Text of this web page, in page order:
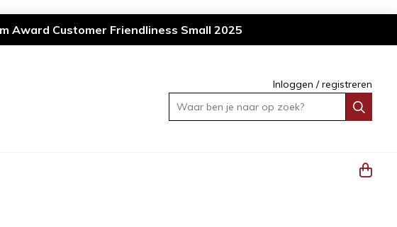
Award Customer Friendliness Small 2025
Inloggen /registreren
Waar ben je naar op zoek?